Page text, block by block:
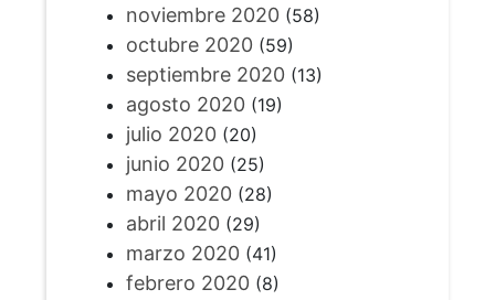
noviembre 2020(58)
octubre 2020(59)
septiembre 2020(13)
agosto 2020(19)
julio 2020(20)
junio 2020(25)
mayo 2020(28)
abril 2020(29)
marzo 2020(41)
febrero 2020(8)